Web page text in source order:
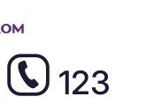
123